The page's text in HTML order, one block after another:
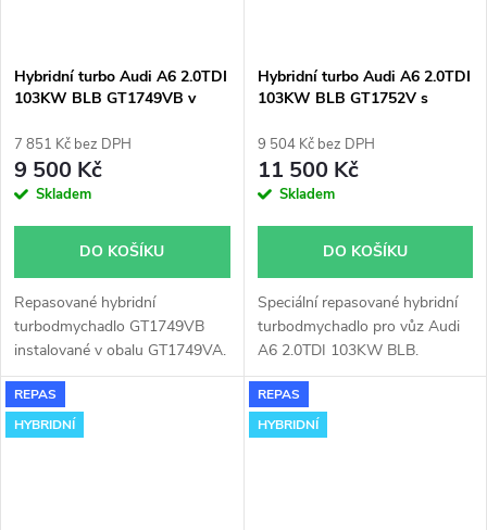
Hybridní turbo Audi A6 2.0TDI
103KW BLB GT1749VB v
7 851 Kč bez DPH
9 500 Kč
Skladem
DO KOŠÍKU
Repasované hybridní
turbodmychadlo GT1749VB
instalované v obalu GT1749VA.
Vhodné zejména k
výkonnostním úpravám jako
např. chiptuning. Pro vůz Audi
Hybridní turbo Audi A6 2.0TDI
103KW BLB GT1752V s
9 504 Kč bez DPH
11 500 Kč
Skladem
DO KOŠÍKU
Speciální repasované hybridní
turbodmychadlo pro vůz Audi
A6 2.0TDI 103KW BLB.
REPAS
HYBRIDNÍ
REPAS
HYBRIDNÍ